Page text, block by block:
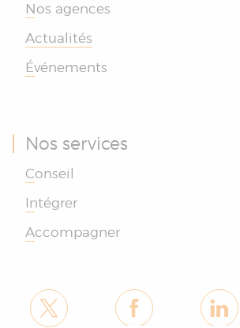
Nos agences
Actualités
Événements
Nos services
Conseil
Intégrer
Accompagner